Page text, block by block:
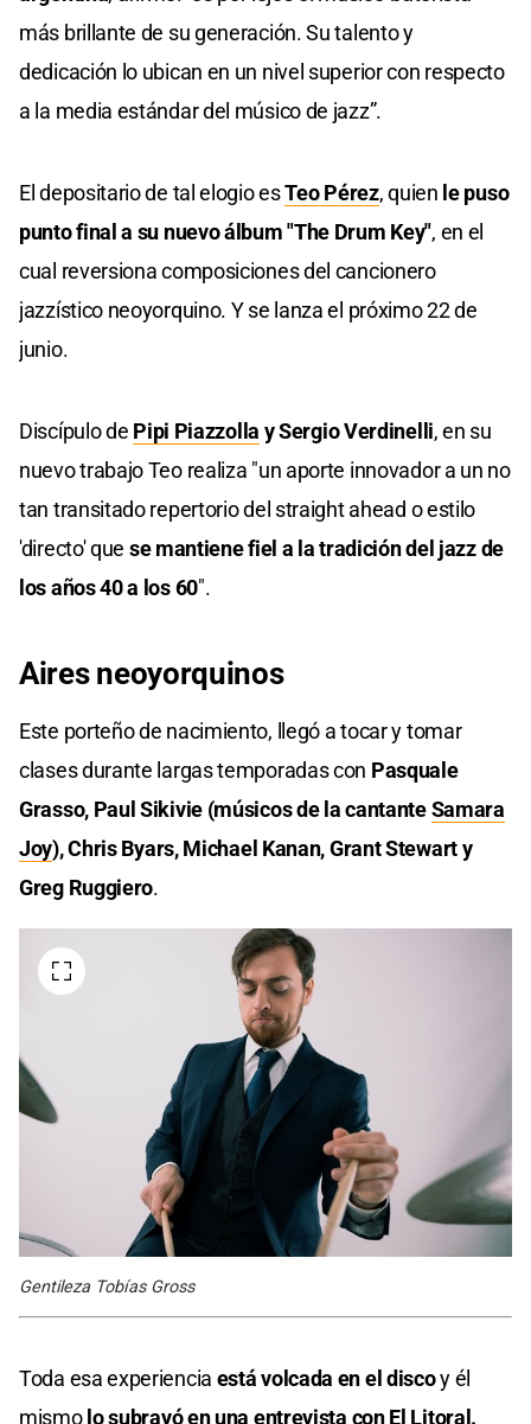
más brillante de su generación. Su talento y
dedicación lo ubican en un nivel superior con respecto
a la media estándar del músico de jazz”.
El depositario de tal elogio esTeo Pérez, quien le puso
punto final a su nuevo álbum "The Drum Key", en el
cual reversiona composiciones del cancionero
jazzístico neoyorquino. Y se lanza el próximo 22 de
junio.
Discípulo de Pipi Piazzolla y Sergio Verdinelli, en su
nuevo trabajo Teo realiza "un aporte innovador a un no
tan transitado repertorio del straight ahead o estilo
'directo' que se mantiene fiel a la tradición del jazz de
los años 40 a los 60".
Aires neoyorquinos
Este porteño de nacimiento, llegó a tocar y tomar
clases durante largas temporadas con Pasquale
Grasso, Paul Sikivie (músicos de la cantanteSamara
Joy), Chris Byars, Michael Kanan, Grant Stewart y
Greg Ruggiero.
Gentileza Tobías Gross
Toda esa experiencia está volcada en el discoy él
mismolo subrayó en una entrevista con El Litoral.